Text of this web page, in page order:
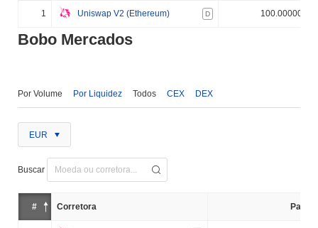
1 Uniswap V2 (Ethereum) D 100.000000%
Bobo Mercados
Por Volume Por Liquidez Todos CEX DEX
EUR
Buscar
# Corretora Par